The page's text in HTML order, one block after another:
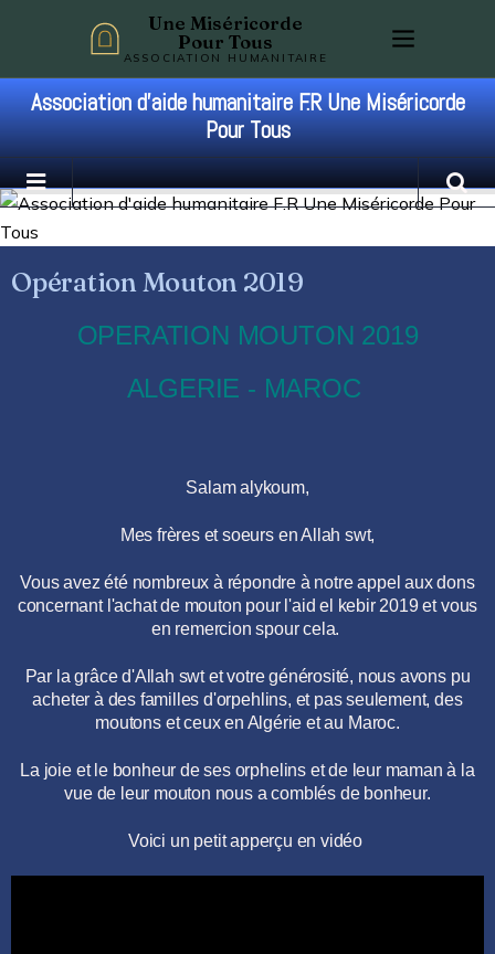
Une Miséricorde
Pour Tous
ASSOCIATION HUMANITAIRE
Association d'aide humanitaire F.R Une Miséricorde
Pour Tous
Opération Mouton 2019
OPERATION MOUTON 2019
ALGERIE - MAROC
Salam alykoum,
Mes frères et soeurs en Allah swt,
Vous avez été nombreux à répondre à notre appel aux dons
concernant l'achat de mouton pour l'aid el kebir 2019 et vous
en remercion spour cela.
Par la grâce d'Allah swt et votre générosité, nous avons pu
acheter à des familles d'orpehlins, et pas seulement, des
moutons et ceux en Algérie et au Maroc.
La joie et le bonheur de ses orphelins et de leur maman à la
vue de leur mouton nous a comblés de bonheur.
Voici un petit apperçu en vidéo